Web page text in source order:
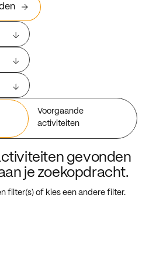
Voorgaande
activiteiten
gevonden
je zoekopdracht.
filter(s) of kies een andere filter.